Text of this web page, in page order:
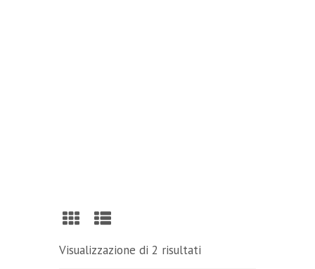
Visualizzazione di 2 risultati